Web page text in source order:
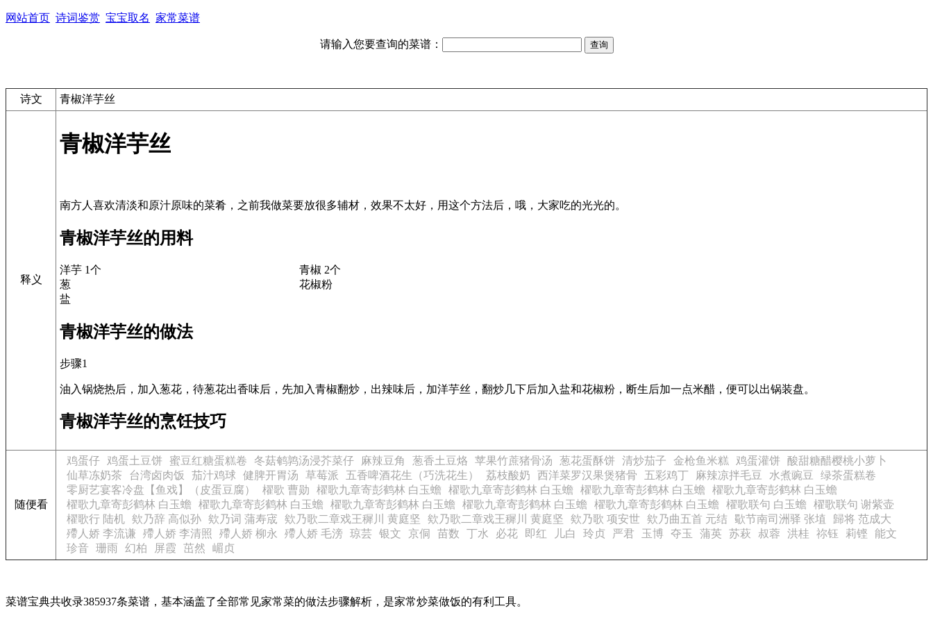
网站首页 诗词鉴赏 宝宝取名 家常菜谱
请输入您要查询的菜谱：
诗文 青椒洋芋丝
释义
青椒洋芋丝
青椒洋芋丝的用料
洋芋 1个
青椒 2个
葱
花椒粉
盐
青椒洋芋丝的做法
步骤1
油入锅烧热后，加入葱花，待葱花出香味后，先加入青椒翻炒，出辣味后，加洋芋丝，翻炒几下后加入盐和花椒粉，断生后加一点米醋，便可以出锅装盘。
青椒洋芋丝的烹饪技巧
随便看
鸡蛋仔 鸡蛋土豆饼 蜜豆红糖蛋糕卷 冬菇鹌鹑汤浸芥菜仔 麻辣豆角 葱香土豆烙 苹果竹蔗猪骨汤 葱花蛋酥饼 清炒茄子 金枪鱼米糕 鸡蛋灌饼
酸甜糖醋樱桃小萝卜
仙草冻奶茶
台湾卤肉饭 茄汁鸡球 健脾开胃汤 草莓派 五香啤酒花生（巧洗花生） 荔枝酸奶 西洋菜罗汉果煲猪骨 五彩鸡丁 麻辣凉拌毛豆 水煮豌豆
绿茶蛋糕卷
零厨艺宴客冷盘【鱼戏】（皮蛋豆腐）
櫂歌 曹勋 櫂歌九章寄彭鹤林 白玉蟾 櫂歌九章寄彭鹤林 白玉蟾 櫂歌九章寄彭鹤林 白玉蟾
櫂歌九章寄彭鹤林 白玉蟾
櫂歌九章寄彭鹤林 白玉蟾
櫂歌九章寄彭鹤林 白玉蟾 櫂歌九章寄彭鹤林 白玉蟾 櫂歌九章寄彭鹤林 白玉蟾 櫂歌九章寄彭鹤林 白玉蟾 櫂歌联句 白玉蟾
櫂歌联句 谢紫壶
櫂歌行 陆机 欸乃辞 高似孙 欸乃词 蒲寿宬 欸乃歌二章戏王穉川 黄庭坚 欸乃歌二章戏王穉川 黄庭坚 欸乃歌 项安世 欸乃曲五首 元结 歜节南司洲驿 张埴
歸将 范成大
殢人娇 李流谦
殢人娇 李清照 殢人娇 柳永 殢人娇 毛滂 琼芸 银文 京侗 苗数 丁水 必花 即红 儿白 玲贞 严君 玉博 夺玉 蒲英 苏萩 叔蓉 洪桂 祢钰 莉铿
能文
珍音
珊雨 幻柏 屏霞 茁然 嵋贞
菜谱宝典共收录385937条菜谱，基本涵盖了全部常见家常菜的做法步骤解析，是家常炒菜做饭的有利工具。